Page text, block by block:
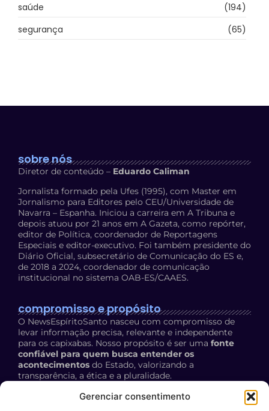
Gerenciar consentimento
saúde
(194)
segurança
(65)
sobre nós
Diretor de conteúdo – Eduardo Caliman
Jornalista formado pela Ufes (1995), com Master em
Jornalismo para Editores pelo CEU/Universidade de
Navarra – Espanha. Iniciou a carreira em A Tribuna e
depois atuou por 21 anos em A Gazeta, como repórter,
editor de Política, coordenador de Reportagens
Especiais e editor-executivo. Foi também presidente do
Diário Oficial, subsecretário de Comunicação do ES e,
de 2018 a 2024, coordenador de comunicação
institucional no sistema OAB-ES/CAAES.
compromisso e propósito
O NewsEspíritoSanto nasceu com compromisso de
levar informação precisa, relevante e independente
para os capixabas. Nosso propósito é ser uma fonte
confiável para quem busca entender os
acontecimentos do Estado, valorizando a
transparência, a ética e a pluralidade.
Política de Privacidade: acesse aqui